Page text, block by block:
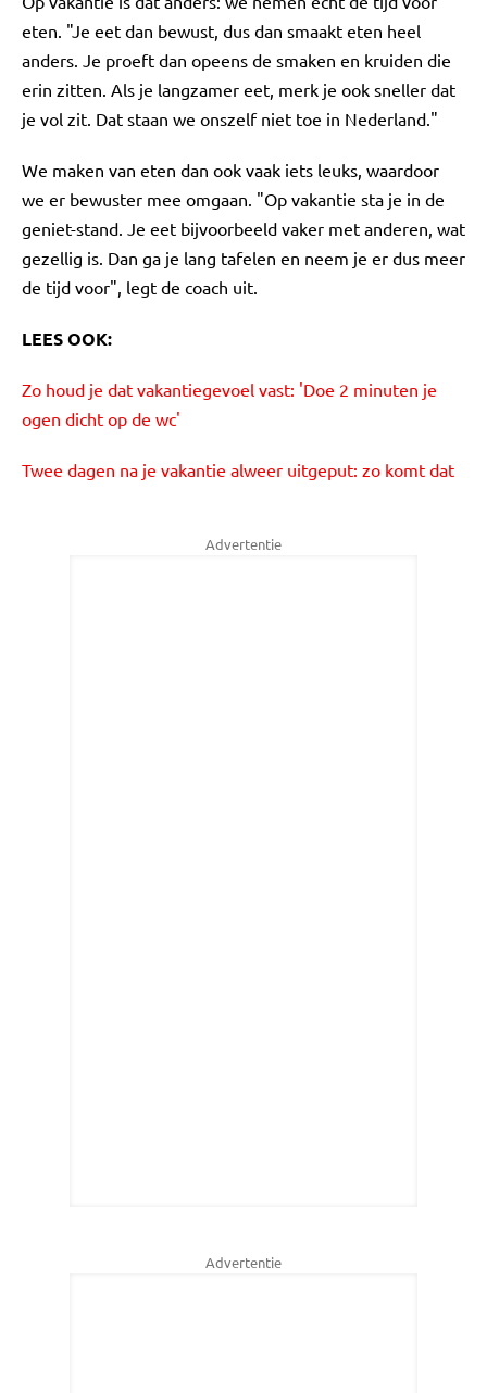
eten. "Je eet dan bewust, dus dan smaakt eten heel
anders. Je proeft dan opeens de smaken en kruiden die
erin zitten. Als je langzamer eet, merk je ook sneller dat
je vol zit. Dat staan we onszelf niet toe in Nederland."
We maken van eten dan ook vaak iets leuks, waardoor
we er bewuster mee omgaan. "Op vakantie sta je in de
geniet-stand. Je eet bijvoorbeeld vaker met anderen, wat
gezellig is. Dan ga je lang tafelen en neem je er dus meer
de tijd voor", legt de coach uit.
LEES OOK:
Zo houd je dat vakantiegevoel vast: 'Doe 2 minuten je
ogen dicht op de wc'
Twee dagen na je vakantie alweer uitgeput: zo komt dat
Advertentie
Advertentie